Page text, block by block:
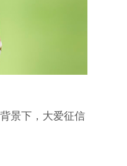
景下，大爱征信